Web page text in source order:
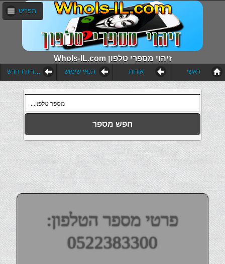
WhoIs-IL.com זיהוי מספרי טלפון
תפריט
הוסף דיווח חדש תנאי שימוש אודות ראשי
חפש מספר
פרטי מספר הטלפון:
0522383300